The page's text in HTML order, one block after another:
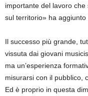
importante del lavoro
sul territorio» ha
Il successo più grande,
vissuta dai giovani
ma un’esperienza
misurarsi con il pubblico,
Ed è proprio in questa